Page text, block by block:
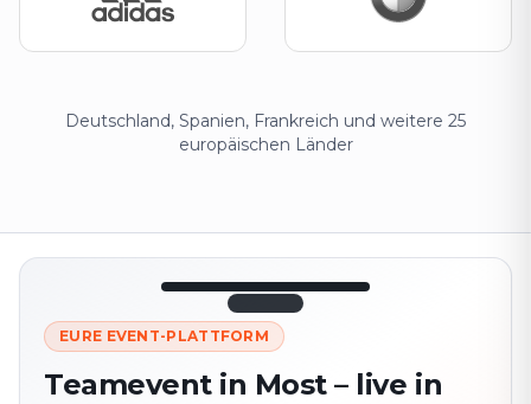
Deutschland, Spanien, Frankreich und weitere 25
europäischen Länder
LIVE 12:45
Nächster
Punkt
zusammen
EURE EVENT-PLATTFORM
Teamevent in Most – live in